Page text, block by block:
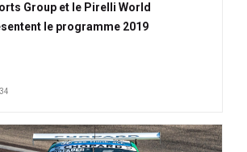
Group et le Pirelli World
le programme 2019